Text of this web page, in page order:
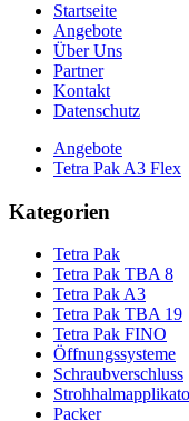
Startseite
Angebote
Über Uns
Partner
Kontakt
Datenschutz
Angebote
Tetra Pak A3 Flex
Kategorien
Tetra Pak
Tetra Pak TBA 8
Tetra Pak A3
Tetra Pak TBA 19
Tetra Pak FINO
Öffnungssysteme
Schraubverschluss
Packer